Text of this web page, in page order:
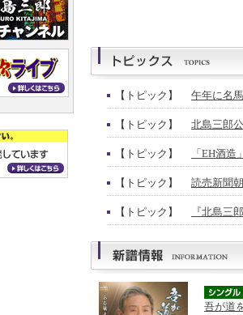
【トピック】 午年に名
【トピック】 北島三郎
【トピック】 「EH酒
【トピック】 読売新聞
【トピック】 『北島三
吾が道